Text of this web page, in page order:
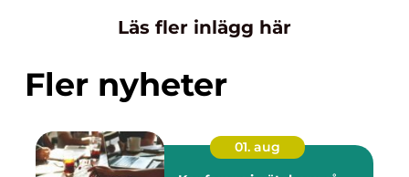
Läs fler inlägg här
Fler nyheter
01. aug